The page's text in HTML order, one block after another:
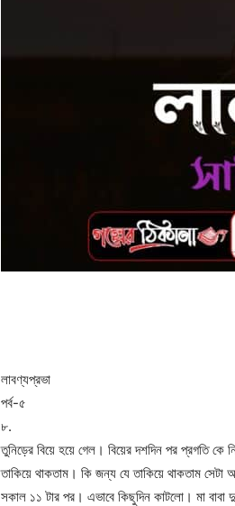
লাবণ্যপ্রভা
পর্ব-৫
৮.
তুনিড়ের বিয়ে হয়ে গেল। বিয়ের দশদিন পর প্রগতি কে
তাকিয়ে থাকতাম। কি জন্য যে তাকিয়ে থাকতাম সেটা
সকাল ১১ টার পর। এভাবে কিছুদিন কাটলো। মা